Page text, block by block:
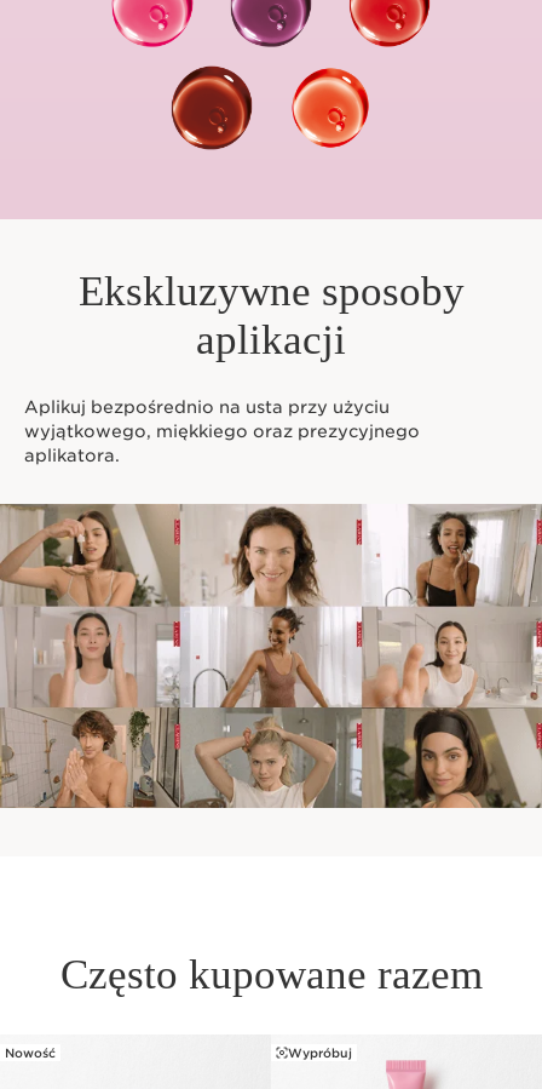
Ekskluzywne sposoby
aplikacji
Aplikuj bezpośrednio na usta przy użyciu
wyjątkowego, miękkiego oraz prezycyjnego
aplikatora.
Często kupowane razem
Nowość Wypróbuj